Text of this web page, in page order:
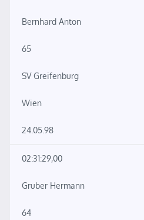
Bernhard Anton
65
SV Greifenburg
Wien
24.05.98
02:31:29,00
Gruber Hermann
64